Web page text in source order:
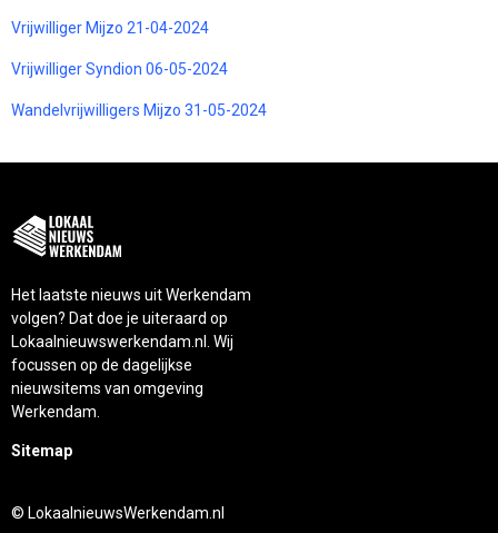
Vrijwilliger Mijzo 21-04-2024
Vrijwilliger Syndion 06-05-2024
Wandelvrijwilligers Mijzo 31-05-2024
Het laatste nieuws uit Werkendam
volgen? Dat doe je uiteraard op
Lokaalnieuwswerkendam.nl. Wij
focussen op de dagelijkse
nieuwsitems van omgeving
Werkendam.
Sitemap
© LokaalnieuwsWerkendam.nl